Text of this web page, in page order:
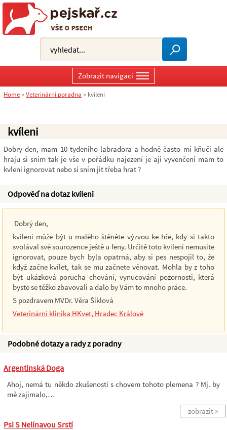
kvíleni
Dobry den, mam 10 tydeniho labradora a hodně často mi kňuči ale
hraju si snim tak je vše v pořádku najezení je aji vyvenčeni mam to
kvleni ignorovat nebo si sním jit třeba hrat ?
Odpověď na dotaz kvíleni
Dobrý den,
kvílení může být u malého štěněte výzvou ke hře, kdy si takto
svolával své sourozence ještě u feny. Určitě toto kvílení nemusíte
ignorovat, pouze bych byla opatrná, aby si pes nespojil to, že
když začne kvílet, tak se mu začnete věnovat. Mohla by z toho
být ukázková porucha chování, vynucování pozornosti, která
byste se těžko zbavovali a dalo by Vám to mnoho práce.
S pozdravem MVDr. Věra Šiklová
Veterinární klinika HKvet, Hradec Králové
Podobné dotazy a rady z poradny
Argentinská Doga
Ahoj, nemá tu někdo zkušenosti s chovem tohoto plemena ? Mj. by
mě zajímalo,…
zobrazit »
Psi S Nelínavou Srstí
Zobrazit navigaci
Home » Veterinární poradna » kvíleni